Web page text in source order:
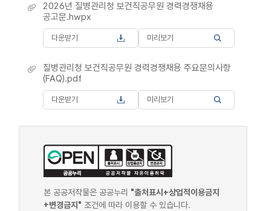
2026년 질병관리청 보건직공무원 경력경쟁채용
공고문.hwpx
다운받기 미리보기
질병관리청 보건직공무원 경력경쟁채용 주요문의사항
(FAQ).pdf
다운받기 미리보기
본 공공저작물은 공공누리 "출처표시+상업적이용금지
+변경금지" 조건에 따라 이용할 수 있습니다.